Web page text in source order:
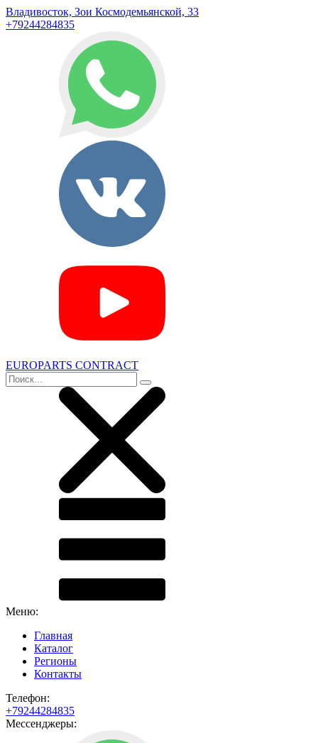
Владивосток, Зои Космодемьянской, 33
+79244284835
EUROPARTS CONTRACT
Меню:
Главная
Каталог
Регионы
Контакты
Телефон:
+79244284835
Мессенджеры: